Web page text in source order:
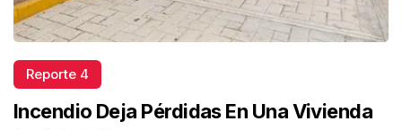
Reporte 4
Incendio Deja Pérdidas En Una Vivienda